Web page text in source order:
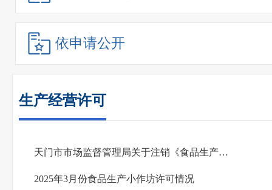
依申请公开
生产经营许可
天门市市场监督管理局关于注销《食品生产许可证》和《食品生产加工小作坊生产许可》的公告
2025年3月份食品生产小作坊许可情况